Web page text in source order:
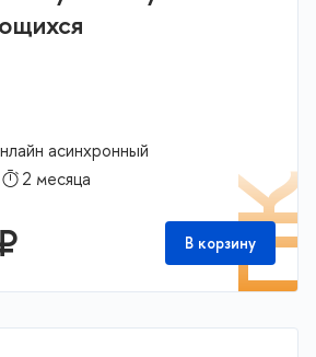
асинхронный
2 месяца
В корзину